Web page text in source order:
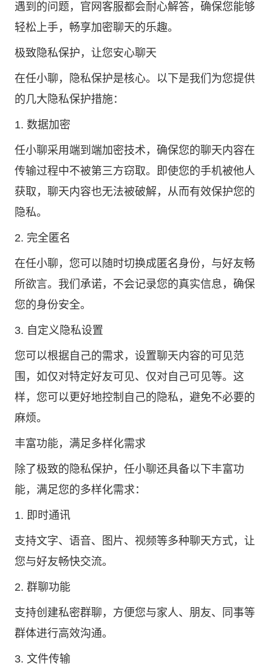
遇到的问题，官网客服都会耐心解答，确保您能够
轻松上手，畅享加密聊天的乐趣。
极致隐私保护，让您安心聊天
在任小聊，隐私保护是核心。以下是我们为您提供
的几大隐私保护措施：
1. 数据加密
任小聊采用端到端加密技术，确保您的聊天内容在
传输过程中不被第三方窃取。即使您的手机被他人
获取，聊天内容也无法被破解，从而有效保护您的
隐私。
2. 完全匿名
在任小聊，您可以随时切换成匿名身份，与好友畅
所欲言。我们承诺，不会记录您的真实信息，确保
您的身份安全。
3. 自定义隐私设置
您可以根据自己的需求，设置聊天内容的可见范
围，如仅对特定好友可见、仅对自己可见等。这
样，您可以更好地控制自己的隐私，避免不必要的
麻烦。
丰富功能，满足多样化需求
除了极致的隐私保护，任小聊还具备以下丰富功
能，满足您的多样化需求：
1. 即时通讯
支持文字、语音、图片、视频等多种聊天方式，让
您与好友畅快交流。
2. 群聊功能
支持创建私密群聊，方便您与家人、朋友、同事等
群体进行高效沟通。
3. 文件传输